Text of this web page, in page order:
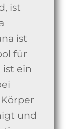
ist
ist
für
ist ein
und